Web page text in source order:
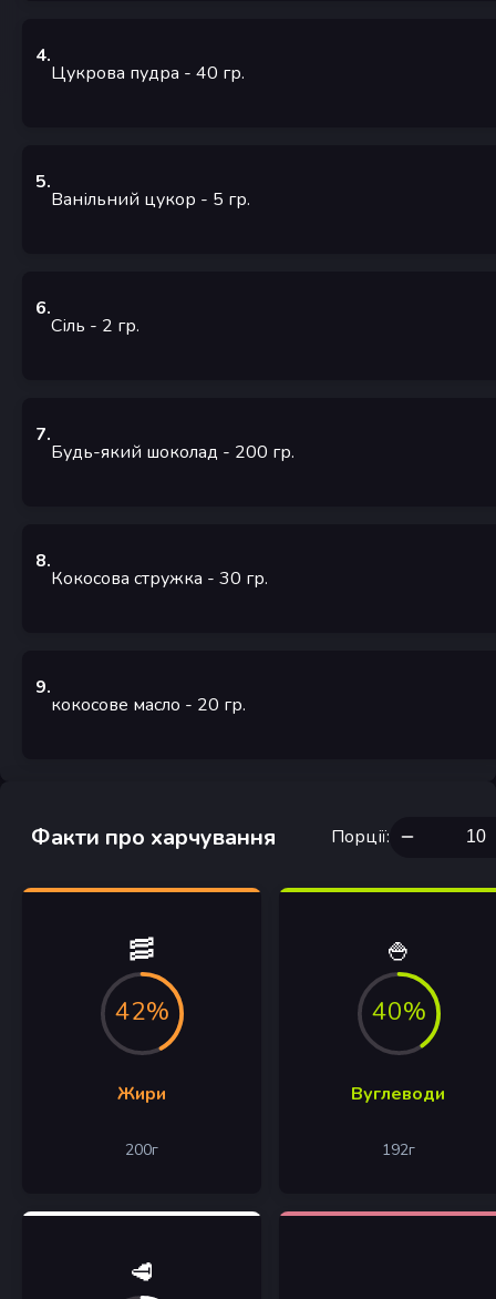
4.
Цукрова пудра - 40 гр.
5.
Ванільний цукор - 5 гр.
6.
Сіль - 2 гр.
7.
Будь-який шоколад - 200 гр.
8.
Кокосова стружка - 30 гр.
9.
кокосове масло - 20 гр.
Факти про харчування Порції:
🥓
42%
Жири
200г
🍚
40%
Вуглеводи
192г
🥩